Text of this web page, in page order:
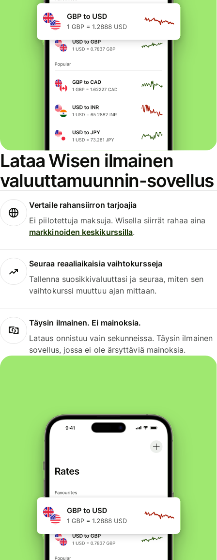
Lataa Wisen ilmainen
valuuttamuunnin-sovellus
Vertaile rahansiirron tarjoajia
Ei piilotettuja maksuja. Wisella siirrät rahaa aina
markkinoiden keskikurssilla.
Seuraa reaaliaikaisia vaihtokursseja
Tallenna suosikkivaluuttasi ja seuraa, miten sen
vaihtokurssi muuttuu ajan mittaan.
Täysin ilmainen. Ei mainoksia.
Lataus onnistuu vain sekunneissa. Täysin ilmainen
sovellus, jossa ei ole ärsyttäviä mainoksia.